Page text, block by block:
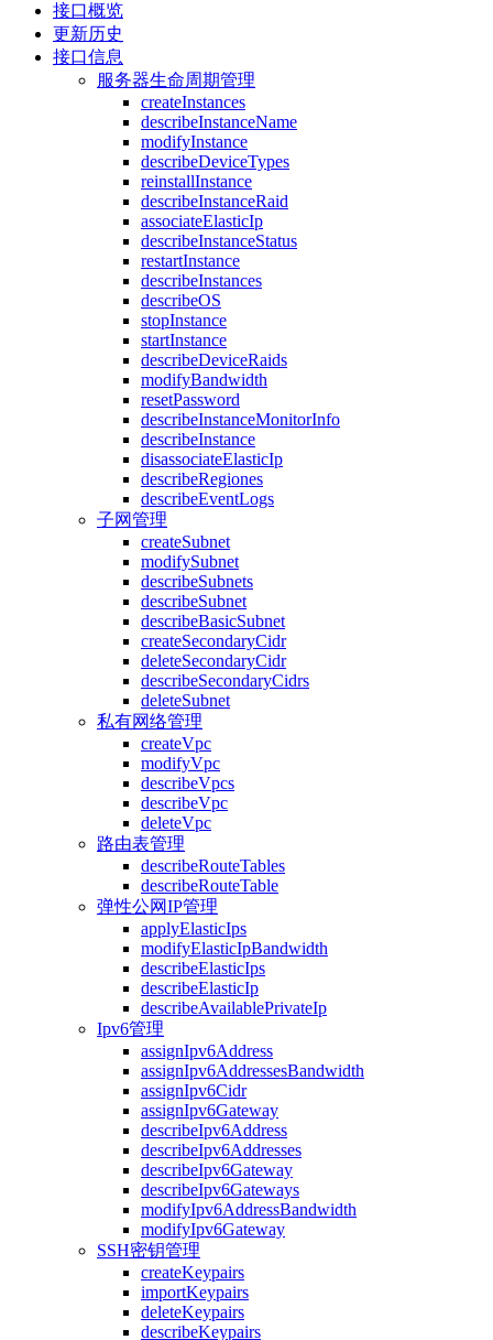
接口概览
更新历史
接口信息
服务器生命周期管理
createInstances
describeInstanceName
modifyInstance
describeDeviceTypes
reinstallInstance
describeInstanceRaid
associateElasticIp
describeInstanceStatus
restartInstance
describeInstances
describeOS
stopInstance
startInstance
describeDeviceRaids
modifyBandwidth
resetPassword
describeInstanceMonitorInfo
describeInstance
disassociateElasticIp
describeRegiones
describeEventLogs
子网管理
createSubnet
modifySubnet
describeSubnets
describeSubnet
describeBasicSubnet
createSecondaryCidr
deleteSecondaryCidr
describeSecondaryCidrs
deleteSubnet
私有网络管理
createVpc
modifyVpc
describeVpcs
describeVpc
deleteVpc
路由表管理
describeRouteTables
describeRouteTable
弹性公网IP管理
applyElasticIps
modifyElasticIpBandwidth
describeElasticIps
describeElasticIp
describeAvailablePrivateIp
Ipv6管理
assignIpv6Address
assignIpv6AddressesBandwidth
assignIpv6Cidr
assignIpv6Gateway
describeIpv6Address
describeIpv6Addresses
describeIpv6Gateway
describeIpv6Gateways
modifyIpv6AddressBandwidth
modifyIpv6Gateway
SSH密钥管理
createKeypairs
importKeypairs
deleteKeypairs
describeKeypairs